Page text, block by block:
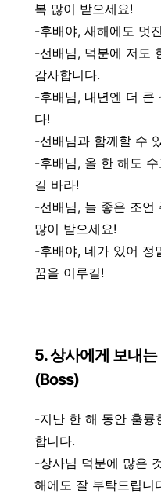
복 많이 받으세요!
-후배야, 새해에도 멋
-선배님, 덕분에 저도
감사합니다.
-후배님, 내년엔 더 큰
다!
-선배님과 함께할 수
-후배님, 올 한 해도
길 바라!
-선배님, 늘 좋은 조언
많이 받으세요!
-후배야, 네가 있어 정
꿈을 이루길!
5. 상사에게 보내
(Boss)
-지난 한 해 동안 훌륭
합니다.
-상사님 덕분에 많은
해에도 잘 부탁드립니